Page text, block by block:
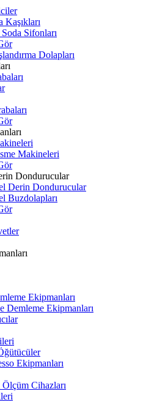
Kaşıkları
Sifonları
Dolapları
Makineleri
Dondurucular
Derin Dondurucular
Buzdolapları
Ekipmanları
Demleme Ekipmanları
Ekipmanları
Cihazları